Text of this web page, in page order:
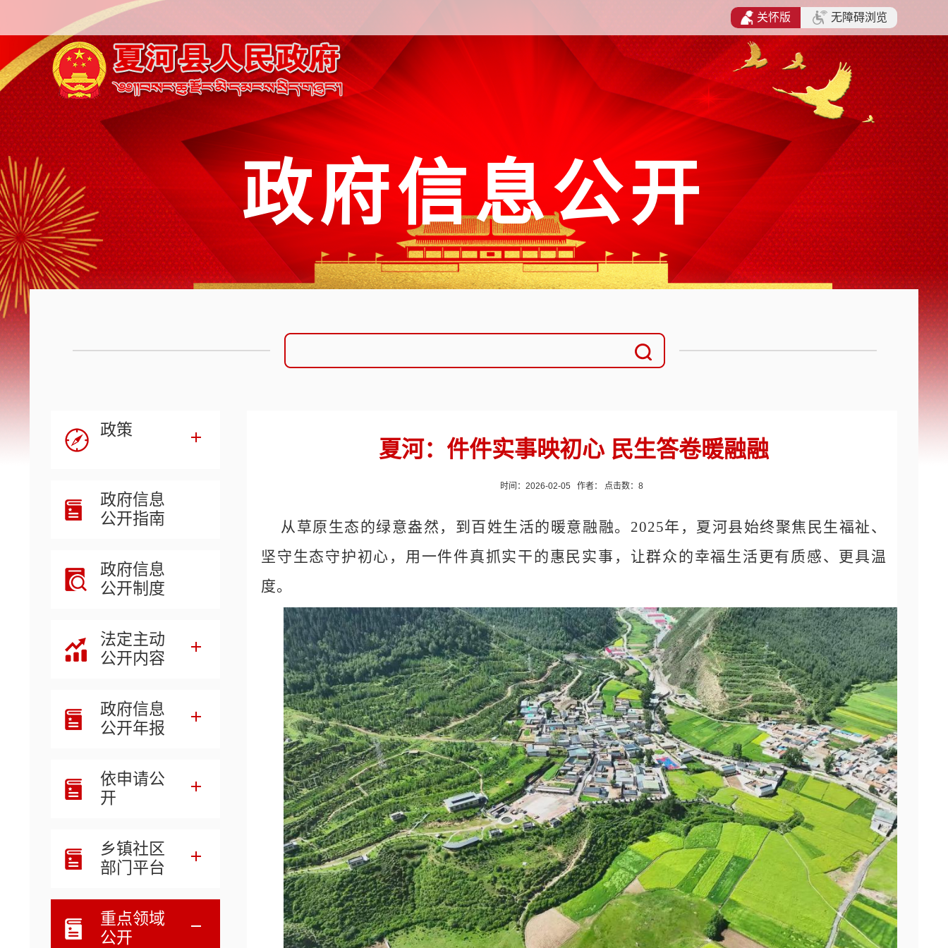
政府信息公开
政策
政府信息
公开指南
政府信息
公开制度
法定主动
公开内容
政府信息
公开年报
依申请公
开
乡镇社区
部门平台
重点领域
公开
夏河：件件实事映初心 民生答卷暖融融
时间：2026-02-05 作者： 点击数： 8
从草原生态的绿意盎然，到百姓生活的暖意融融。 2025年，夏河县始终聚焦民生福祉、
坚守生态守护初心，用一件件真抓实干的惠民实事，让群众的幸福生活更有质感、更具温
度。
关怀版 无障碍浏览